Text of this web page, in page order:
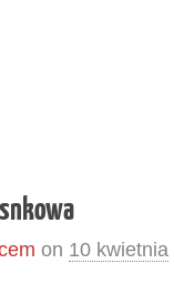
on 10 kwietnia